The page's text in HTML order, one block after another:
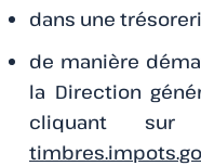
dans une
de manière
la Direction
cliquant